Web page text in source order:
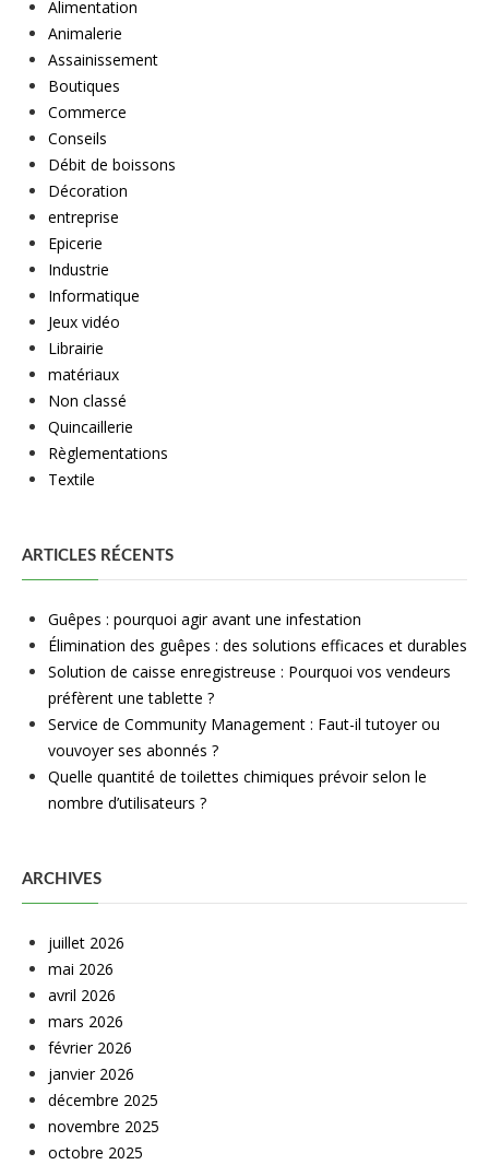
Alimentation
Animalerie
Assainissement
Boutiques
Commerce
Conseils
Débit de boissons
Décoration
entreprise
Epicerie
Industrie
Informatique
Jeux vidéo
Librairie
matériaux
Non classé
Quincaillerie
Règlementations
Textile
ARTICLES RÉCENTS
Guêpes : pourquoi agir avant une infestation
Élimination des guêpes : des solutions efficaces et durables
Solution de caisse enregistreuse : Pourquoi vos vendeurs
préfèrent une tablette ?
Service de Community Management : Faut-il tutoyer ou
vouvoyer ses abonnés ?
Quelle quantité de toilettes chimiques prévoir selon le
nombre d’utilisateurs ?
ARCHIVES
juillet 2026
mai 2026
avril 2026
mars 2026
février 2026
janvier 2026
décembre 2025
novembre 2025
octobre 2025